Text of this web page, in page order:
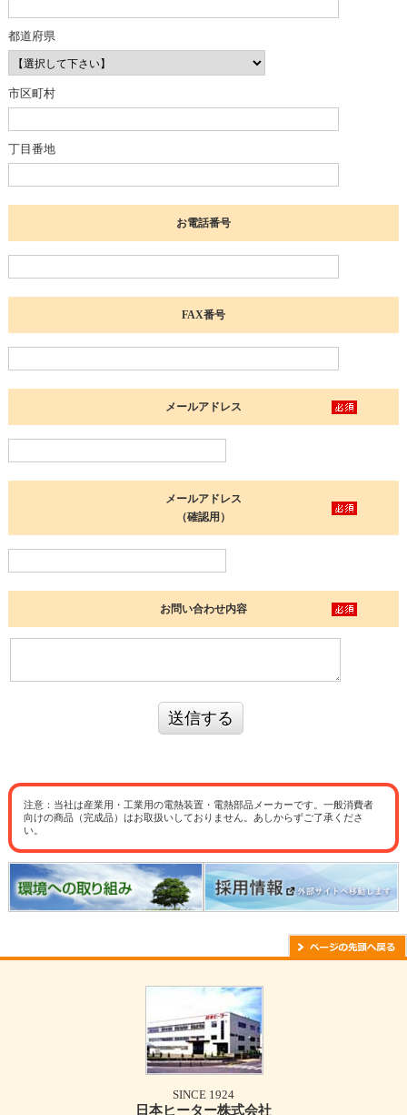
都道府県
市区町村
丁目番地
お電話番号
FAX番号
メールアドレス
メールアドレス
（確認用）
お問い合わせ内容
送信する
注意：当社は産業用・工業用の電熱装置・電熱部品メーカーです。一般消費者
向けの商品（完成品）はお取扱いしておりません。あしからずご了承くださ
い。
SINCE 1924
日本ヒーター株式会社